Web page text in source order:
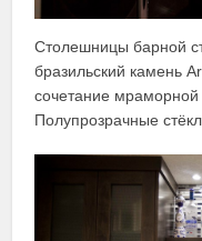
Столешницы барной
бразильский камень
сочетание мраморной
Полупрозрачные